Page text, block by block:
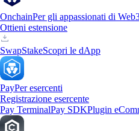
OnchainPer gli appassionati di
Ottieni estensione
SwapStakeScopri le dApp
PayPer esercenti
Registrazione esercente
Pay TerminalPay SDKPlugin